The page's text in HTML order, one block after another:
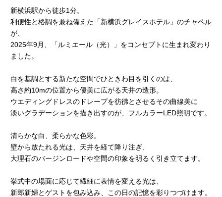
新横浜駅から徒歩1分。
利便性と格調を兼ね備えた「新横浜グレイスホテル」のチャペル
が、
2025年9月、「ルミエール（光）」をコンセプトに生まれ変わり
ました。
白を基調とする新たな空間でひときわ目を引くのは、
高さ約10mの位置から優美に広がる天井の造形。
ウエディングドレスのドレープを彷彿とさせるその曲線美に
淡いグラデーションを描き出すのが、フルカラーLED照明です。
清らかな白、柔らかな色彩。
壁から放たれる光は、天井を経て降り注ぎ、
大理石のバージンロードや空間の印象を明るく引き立てます。
挙式中の場面に応じて繊細に表情を変える光は、
新郎新婦とゲストを包み込み、この日の記憶を彩りつづけます。